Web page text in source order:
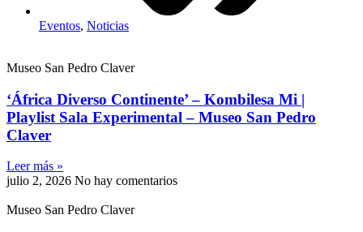
Eventos, Noticias
Museo San Pedro Claver
‘África Diverso Continente’ – Kombilesa Mi |
Playlist Sala Experimental – Museo San Pedro
Claver
Leer más »
julio 2, 2026 No hay comentarios
Museo San Pedro Claver